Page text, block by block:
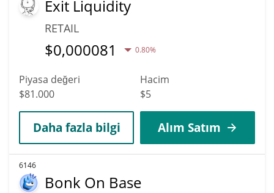
Exit Liquidity
RETAIL
$0,000081 0.80%
Piyasa değeri
$81.000
Hacim
$5
Daha fazla bilgi Alım Satım
6146
Bonk On Base